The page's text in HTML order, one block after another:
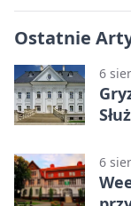
Ostatnie
6
6